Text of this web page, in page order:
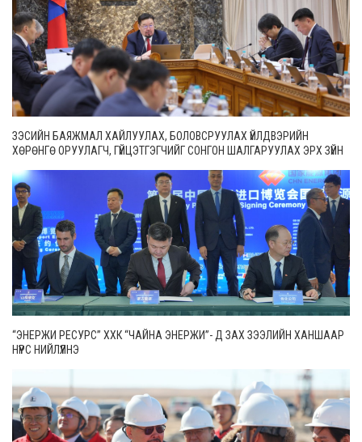
ЗЭСИЙН БАЯЖМАЛ ХАЙЛУУЛАХ, БОЛОВСРУУЛАХ ҮЙЛДВЭРИЙН
ХӨРӨНГӨ ОРУУЛАГЧ, ГҮЙЦЭТГЭГЧИЙГ СОНГОН ШАЛГАРУУЛАХ ЭРХ ЗҮЙН
“ЭНЕРЖИ РЕСУРС” ХХК “ЧАЙНА ЭНЕРЖИ”- Д ЗАХ ЗЭЭЛИЙН ХАНШААР
НҮҮРС НИЙЛҮҮЛНЭ